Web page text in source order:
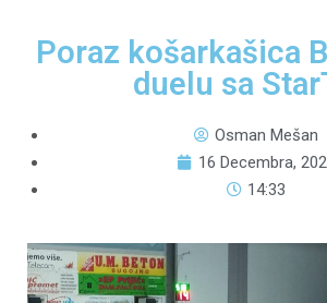
Poraz košarkašica
duelu sa
Osman Mešan
16 Decembra,
14:33